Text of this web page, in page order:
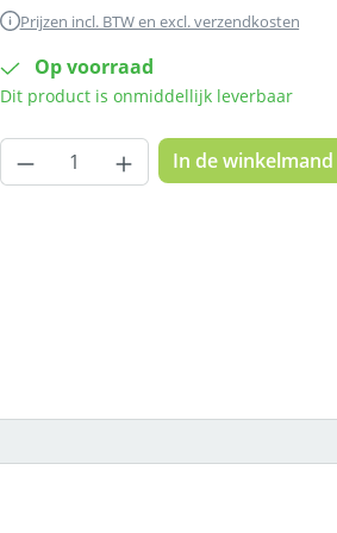
Prijzen incl. BTW en excl. verzendkosten
Op voorraad
Dit product is onmiddellijk leverbaar
Producthoeveelheid:
In de winkelmand